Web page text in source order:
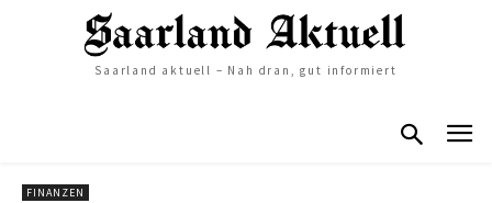
Saarland aktuell – Nah dran, gut informiert
FINANZEN